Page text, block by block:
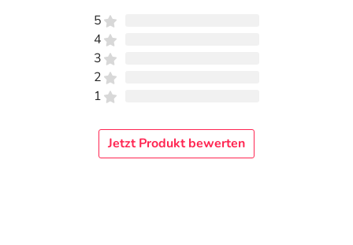
5
4
3
2
1
Jetzt Produkt bewerten